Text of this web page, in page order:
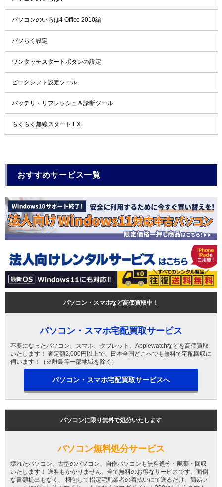
パソコンのいろは4 Office 2010編
パソらく設定
ワンタッチスタートボタンの設定
ピークシフト設定ツール
バッテリ・リフレッシュ＆診断ツール
らくらく無線スタート EX
おすすめサービス一覧
パソコン・スマホなど高価買取中！
パソコン・スマホ宅配買取サービス
不要になったパソコン、スマホ、タブレット、Applewatchなどを高価買取
いたします！ 査定額2,000円以上で、日本全国どこへでも無料で宅配回収に
伺います！（※離島等一部地域を除く）
パソコン・スマホ宅配買取サービスへ
パソコンに限り無料で処分いたします
パソコン無料処分サービス
壊れたパソコン、古型のパソコン、自作パソコンも無料処分・廃棄・回収
いたします！ 送料もかかりません、全て無料のお得なサービスです。面倒
な書類提出もなく、 梱包して指定宅配業者の着払いにて送るだけ。簡易フ